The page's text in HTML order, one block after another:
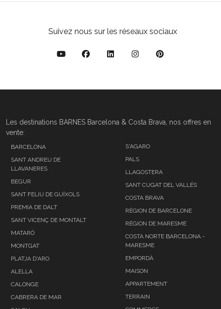
Suivez nous sur les réseaux sociaux
Les destinations BARNES Barcelona & Costa Brava, nos offres en
vente:
BARCELONA
SANT ANDREU DE
LLAVANERES
BEGUR
SANT FELIU DE GUÍXOLS
PREMIA DE DALT
SANT VICENÇ DE MONTALT
MATARÓ
MONTGAT
PLATJA D'ARO
ALELLA
CALONGE
CABRERA DE MAR
S'AGARO
PALS
LLAGOSTERA
SANT CUGAT DEL VALLÉS
COSTA BRAVA
RÉGION DE BARCELONE
RÉGION DE MARESME
COSTA NORTE BARCELONA -
MARESME
EMPORDÀ
MAISON
APPARTEMENT
TERRAIN